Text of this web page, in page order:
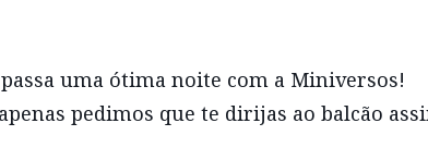
uma ótima noite com a Miniversos!
pedimos que te dirijas ao balcão